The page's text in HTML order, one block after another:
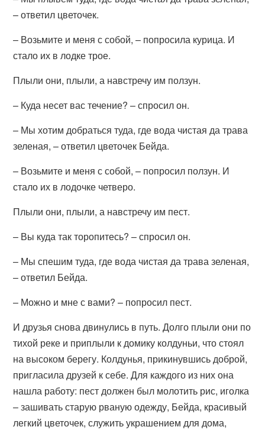
– ответил цветочек.
– Возьмите и меня с собой, – попросила курица. И
стало их в лодке трое.
Плыли они, плыли, а навстречу им ползун.
– Куда несет вас течение? – спросил он.
– Мы хотим добраться туда, где вода чистая да трава
зеленая, – ответил цветочек Бейда.
– Возьмите и меня с собой, – попросил ползун. И
стало их в лодочке четверо.
Плыли они, плыли, а навстречу им пест.
– Вы куда так торопитесь? – спросил он.
– Мы спешим туда, где вода чистая да трава зеленая,
– ответил Бейда.
– Можно и мне с вами? – попросил пест.
И друзья снова двинулись в путь. Долго плыли они по
тихой реке и приплыли к домику колдуньи, что стоял
на высоком берегу. Колдунья, прикинувшись доброй,
пригласила друзей к себе. Для каждого из них она
нашла работу: пест должен был молотить рис, иголка
– зашивать старую рваную одежду, Бейда, красивый
легкий цветочек, служить украшением для дома,